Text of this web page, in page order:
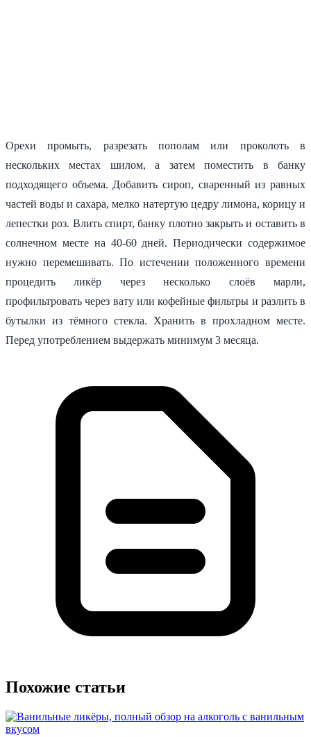
Орехи промыть, разрезать пополам или проколоть в
нескольких местах шилом, а затем поместить в банку
подходящего объема. Добавить сироп, сваренный из равных
частей воды и сахара, мелко натертую цедру лимона, корицу и
лепестки роз. Влить спирт, банку плотно закрыть и оставить в
солнечном месте на 40-60 дней. Периодически содержимое
нужно перемешивать. По истечении положенного времени
процедить ликёр через несколько слоёв марли,
профильтровать через вату или кофейные фильтры и разлить в
бутылки из тёмного стекла. Хранить в прохладном месте.
Перед употреблением выдержать минимум 3 месяца.
Похожие статьи